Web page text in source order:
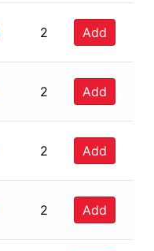
2 Add
2 Add
2 Add
2 Add